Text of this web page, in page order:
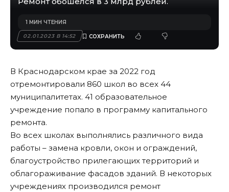
02.01.2023 В 14:52
1 МИН ЧТЕНИЯ
В Краснодарском крае за 2022 год
отремонтировали 860 школ во всех 44
муниципалитетах. 41 образовательное
учреждение попало в программу капитального
ремонта.
Во всех школах выполнялись различного вида
работы – замена кровли, окон и ограждений,
благоустройство прилегающих территорий и
облагораживание фасадов зданий. В некоторых
учреждениях производился ремонт